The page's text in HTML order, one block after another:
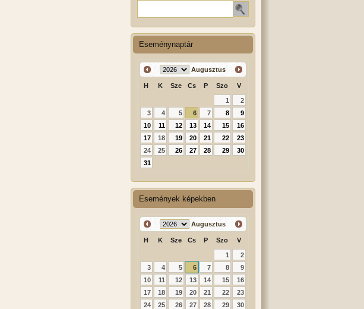
Eseménynaptár
Augusztus
H K Sze Cs P Szo V
1
2
3
4 5 6 7 8
9
10
11 12 13 14 15
16
17
18 19 20 21 22
23
24
25 26 27 28 29
30
31
Események képekben
Augusztus
H K Sze Cs P Szo V
1
2
3
4 5 6 7 8
9
10
11 12 13 14 15
16
17
18 19 20 21 22
23
24
25 26 27 28 29
30